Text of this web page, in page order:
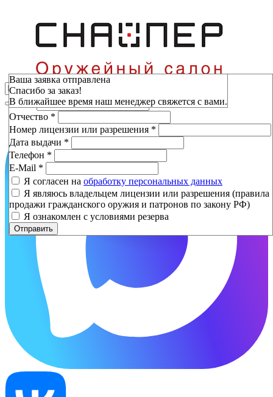
Зарезервировать
Фамилия*
Имя*
Отчество *
Номер лицензии или разрешения *
Дата выдачи *
Телефон *
E-Mail *
Я согласен на обработку персональных данных
Я являюсь владельцем лицензии или разрешения (правила
продажи гражданского оружия и патронов по закону РФ)
Я ознакомлен с условиями резерва
Отправить
Ваша заявка отправлена
Спасибо за заказ!
В ближайшее время наш менеджер свяжется с вами.